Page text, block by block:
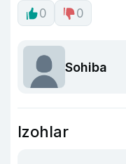
0 0
Sohiba
Izohlar